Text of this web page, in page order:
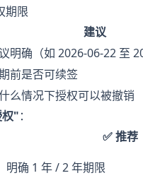
期限
建议
明确（如 2026-06-22 至
前是否可续签
么情况下授权可以被撤销
"：
✅ 推荐
明确 1 年 / 2 年期限